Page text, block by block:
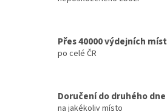
Přes 40000 výdejních míst
po celé ČR
Doručení do druhého dne
na jakékoliv místo